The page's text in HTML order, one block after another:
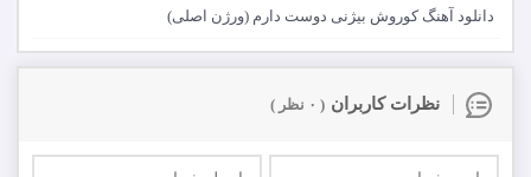
دانلود آهنگ کوروش بیژنی دوست دارم (ورژن اصلی)
نظرات کاربران ( ۰ نظر )